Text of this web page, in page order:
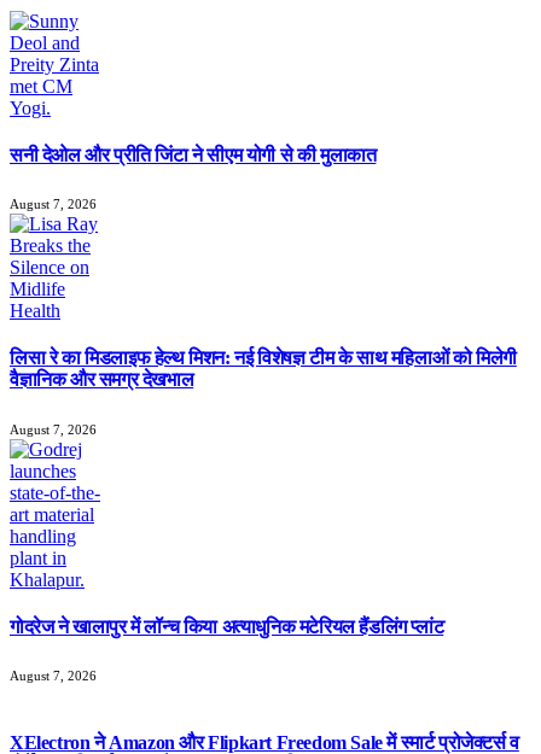
सनी देओल और प्रीति जिंटा ने सीएम योगी से की मुलाकात
August 7, 2026
लिसा रे का मिडलाइफ हेल्थ मिशन: नई विशेषज्ञ टीम के साथ महिलाओं को मिलेगी
वैज्ञानिक और समग्र देखभाल
August 7, 2026
गोदरेज ने खालापुर में लॉन्च किया अत्याधुनिक मटेरियल हैंडलिंग प्लांट
August 7, 2026
XElectron ने Amazon और Flipkart Freedom Sale में स्मार्ट प्रोजेक्टर्स व